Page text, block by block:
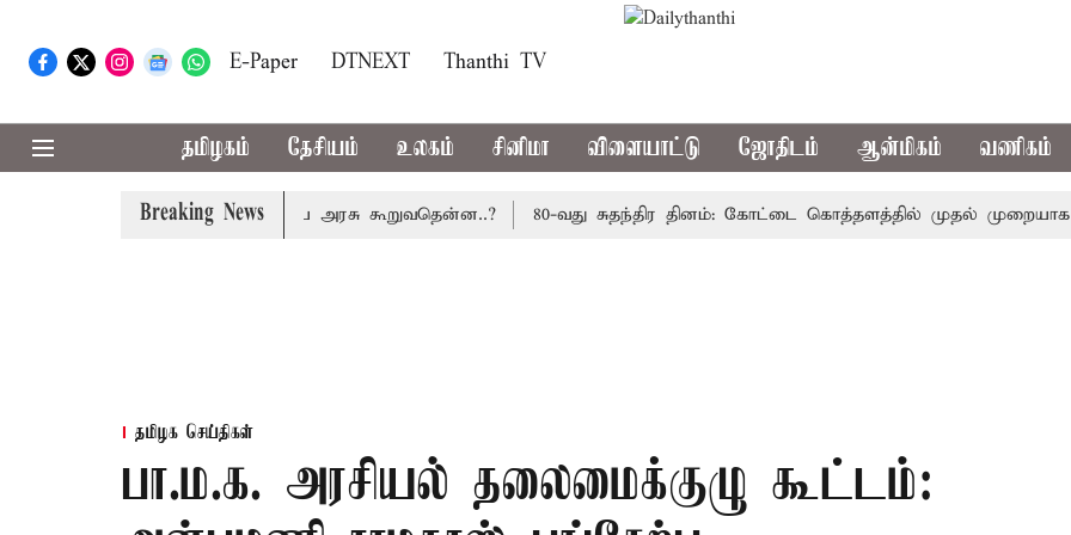
E-Paper DTNEXT Thanthi TV
தமிழகம் தேசியம் உலகம் சினிமா விளையாட்டு ஜோதிடம் ஆன்மிகம் வணிகம்
Breaking News
வசூலிக்கப்படாது: மத்திய அரசு கூறுவதென்ன..? 80-வது சுதந்திர தினம்: கோட்டை கொத்தளத்தில் முதல் முறையாக
தமிழக செய்திகள்
பா.ம.க. அரசியல் தலைமைக்குழு கூட்டம்: